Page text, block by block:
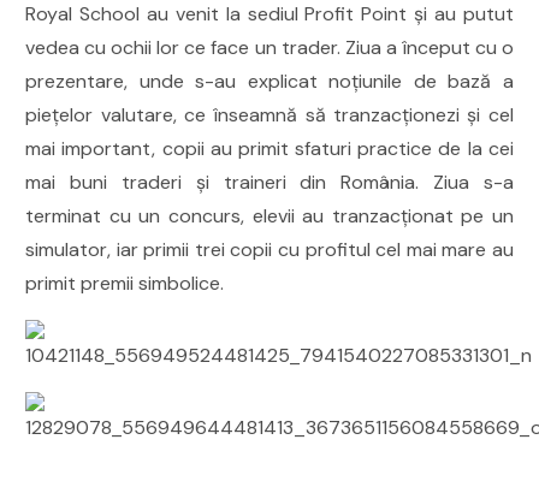
Royal School au venit la sediul Profit Point și au putut
vedea cu ochii lor ce face un trader. Ziua a început cu o
prezentare, unde s-au explicat noțiunile de bază a
piețelor valutare, ce înseamnă să tranzacționezi și cel
mai important, copii au primit sfaturi practice de la cei
mai buni traderi și traineri din România. Ziua s-a
terminat cu un concurs, elevii au tranzacționat pe un
simulator, iar primii trei copii cu profitul cel mai mare au
primit premii simbolice.